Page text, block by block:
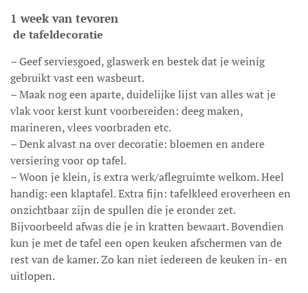
1 week van tevoren
de tafeldecoratie
– Geef serviesgoed, glaswerk en bestek dat je weinig
gebruikt vast een wasbeurt.
– Maak nog een aparte, duidelijke lijst van alles wat je
vlak voor kerst kunt voorbereiden: deeg maken,
marineren, vlees voorbraden etc.
– Denk alvast na over decoratie: bloemen en andere
versiering voor op tafel.
–Woon je klein, is extra werk/aflegruimte welkom. Heel
handig: een klaptafel. Extra fijn: tafelkleed eroverheen en
onzichtbaar zijn de spullen die je eronder zet.
Bijvoorbeeld afwas die je in kratten bewaart. Bovendien
kun je met de tafel een open keuken afschermen van de
rest van de kamer. Zo kan niet iedereen de keuken in- en
uitlopen.